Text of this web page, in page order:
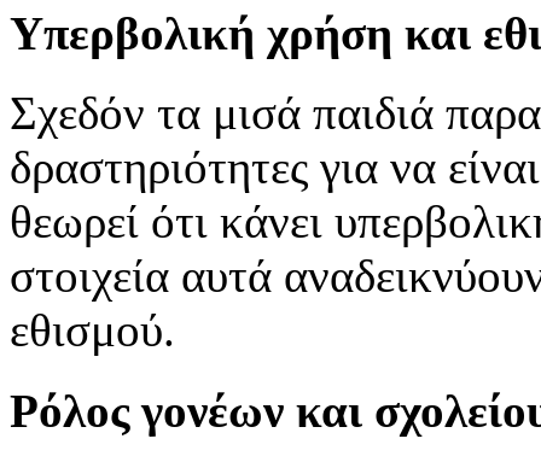
Υπερβολική χρήση και
Σχεδόν τα μισά παιδιά
δραστηριότητες για να
θεωρεί ότι κάνει
στοιχεία αυτά
εθισμού.
Ρόλος γονέων και